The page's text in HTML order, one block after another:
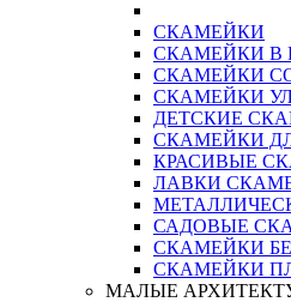
СКАМЕЙКИ
СКАМЕЙКИ В
СКАМЕЙКИ
СКАМЕЙКИ
ДЕТСКИЕ
СКАМЕЙКИ
КРАСИВЫЕ
ЛАВКИ
САДОВЫЕ
СКАМЕЙКИ
СКАМЕЙКИ
МАЛЫЕ